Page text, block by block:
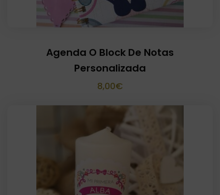
Agenda O Block De Notas
Personalizada
8,00€